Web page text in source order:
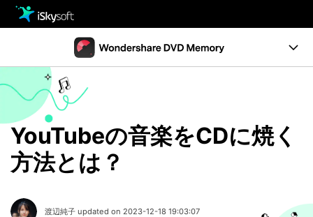
製品活用事例
ストア
ダウンロード
製品機能
ガイド
動作環境
YouTubeの音楽をCDに焼く
方法とは？
渡辺純子 updated on 2023-12-18 19:03:07